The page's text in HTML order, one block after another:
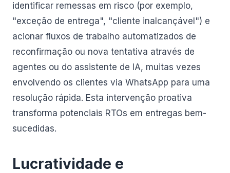
identificar remessas em risco (por exemplo,
"exceção de entrega", "cliente inalcançável") e
acionar fluxos de trabalho automatizados de
reconfirmação ou nova tentativa através de
agentes ou do assistente de IA, muitas vezes
envolvendo os clientes via WhatsApp para uma
resolução rápida. Esta intervenção proativa
transforma potenciais RTOs em entregas bem-
sucedidas.
Lucratividade e